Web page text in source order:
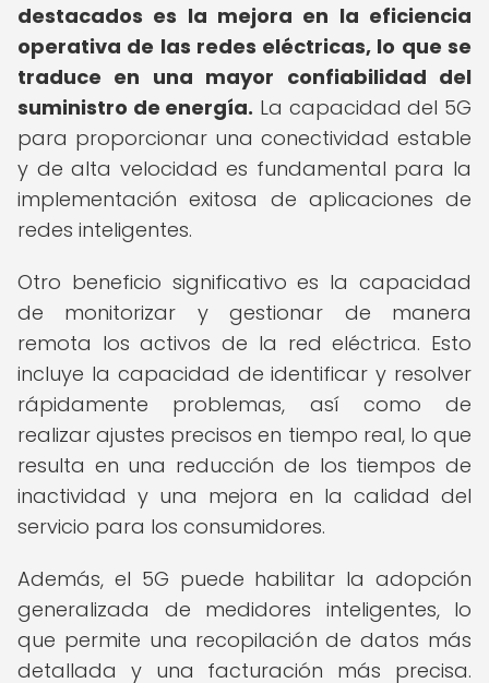
destacados es la mejora en la eficiencia
operativa de las redes eléctricas, lo que se
traduce en una mayor confiabilidad del
suministro de energía. La capacidad del 5G
para proporcionar una conectividad estable
y de alta velocidad es fundamental para la
implementación exitosa de aplicaciones de
redes inteligentes.
Otro beneficio significativo es la capacidad
de monitorizar y gestionar de manera
remota los activos de la red eléctrica. Esto
incluye la capacidad de identificar y resolver
rápidamente problemas, así como de
realizar ajustes precisos en tiempo real, lo que
resulta en una reducción de los tiempos de
inactividad y una mejora en la calidad del
servicio para los consumidores.
Además, el 5G puede habilitar la adopción
generalizada de medidores inteligentes, lo
que permite una recopilación de datos más
detallada y una facturación más precisa.